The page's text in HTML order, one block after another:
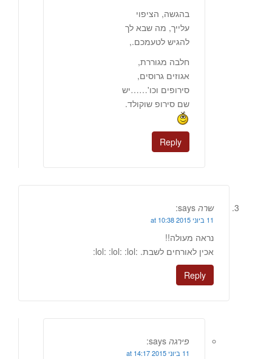
בהגשה, הציפוי
עלייך, מה שבא לך
להגיש לטעמכם.,
חלבה מגוררת,
אגוזים גרוסים,
סירופים וכו'……יש
שם סירופ שוקולד.
Reply
שרה says:
11 ביוני 2015 at 10:38
נראה מעולה!!
אכין לאורחים לשבת. :lol: :lol: :lol:
Reply
פירגה says:
11 ביוני 2015 at 14:17